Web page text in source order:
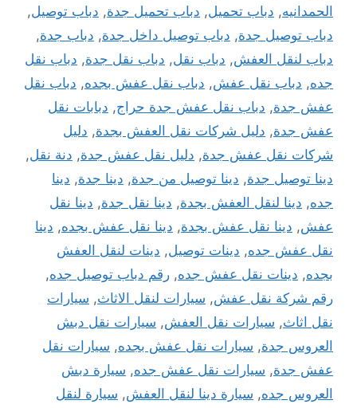
الحمدانيه, دباب تحميل, دباب تحميل جدة, دباب توصيل,
دباب توصيل جدة, دباب توصيل داخل جدة, دباب جدة,
دباب لنقل العفش, دباب نقل, دباب نقل جدة, دباب نقل
جده, دباب نقل عفش, دباب نقل عفش بجده, دباب نقل
عفش جدة, دباب نقل عفش جدة حراج, دبابات نقل
عفش جدة, دليل شركات نقل العفش بجدة, دليل
شركات نقل عفش جدة, دليل نقل عفش جدة, دنة نقل,
دينا توصيل جدة, دينا توصيل من جدة, دينا جدة, دينا
جده, دينا لنقل العفش بجدة, دينا نقل جدة, دينا نقل
عفش, دينا نقل عفش بجدة, دينا نقل عفش بجده, دينا
نقل عفش جده, دينات توصيل, دينات لنقل العفش
بجده, دينات نقل عفش جده, رقم دباب توصيل جده,
رقم شركة نقل عفش, سيارات لنقل الاثاث, سيارات
نقل اثاث, سيارات نقل العفش, سيارات نقل دبش
العروس جدة, سيارات نقل عفش بجده, سيارات نقل
عفش جدة, سيارات نقل عفش جده, سيارة دبش
العروس جده, سيارة دينا لنقل العفش, سيارة لنقل